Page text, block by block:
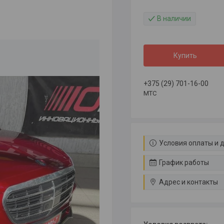
В наличии
Купить
+375 (29) 701-16-00
МТС
Условия оплаты и
График работы
Адрес и контакты